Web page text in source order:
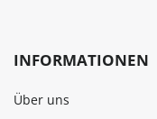
INFORMATIONEN
Über uns